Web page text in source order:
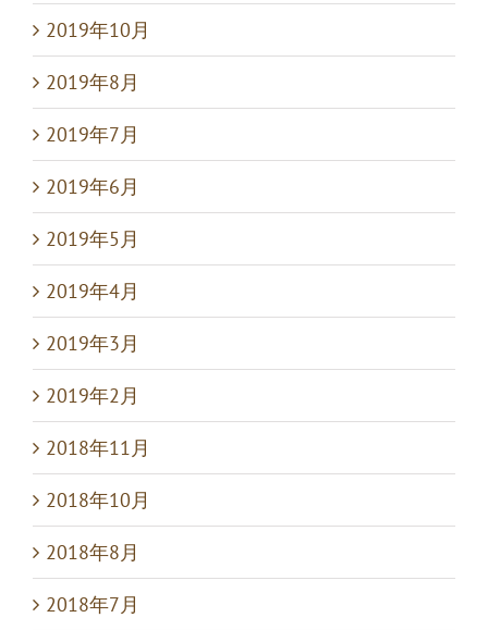
2019年10月
2019年8月
2019年7月
2019年6月
2019年5月
2019年4月
2019年3月
2019年2月
2018年11月
2018年10月
2018年8月
2018年7月